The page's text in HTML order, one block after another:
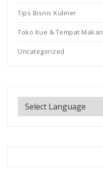
Tips Bisnis Kuliner
Toko Kue & Tempat Makan
Uncategorized